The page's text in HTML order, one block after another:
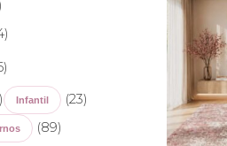
Infantil (23)
(89)